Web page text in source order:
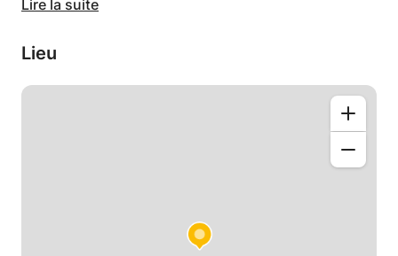
communication pratiques pour rendre votre
apprentissage des langues agréable et stimulant.
Vous développerez un vocabulaire essentiel,
approche patiente garantit que chaque leçon est à
choisie. Rejoignez-moi pour découvrir le plaisir
d'apprendre une langue et élargir vos horizons !
Lire la suite
Lieu